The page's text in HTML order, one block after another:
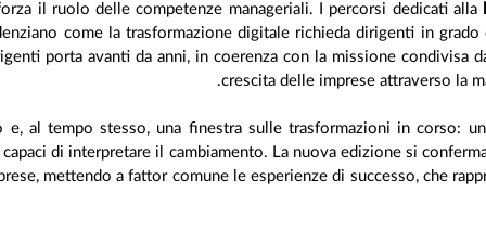
il ruolo delle competenze manageriali. I percorsi dedicati alla
come la trasformazione digitale richieda dirigenti in grado
porta avanti da anni, in coerenza con la missione condivisa
crescita delle imprese attraverso la
al tempo stesso, una finestra sulle trasformazioni in corso:
di interpretare il cambiamento. La nuova edizione si
mettendo a fattor comune le esperienze di successo, che